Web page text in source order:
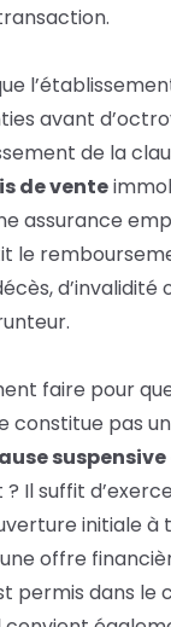
avant
de la
de vente
assurance
le
d’invalidité
faire pour
constitue pas
suspensive
Il suffit
initiale
offre
permis dans le